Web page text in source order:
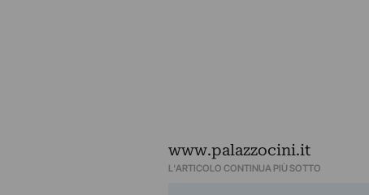
www.palazzocini.it
L'ARTICOLO CONTINUA PIÙ SOTTO